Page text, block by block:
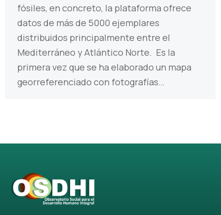
fósiles, en concreto, la plataforma ofrece
datos de más de 5000 ejemplares
distribuidos principalmente entre el
Mediterráneo y Atlántico Norte. Es la
primera vez que se ha elaborado un mapa
georreferenciado con fotografías…